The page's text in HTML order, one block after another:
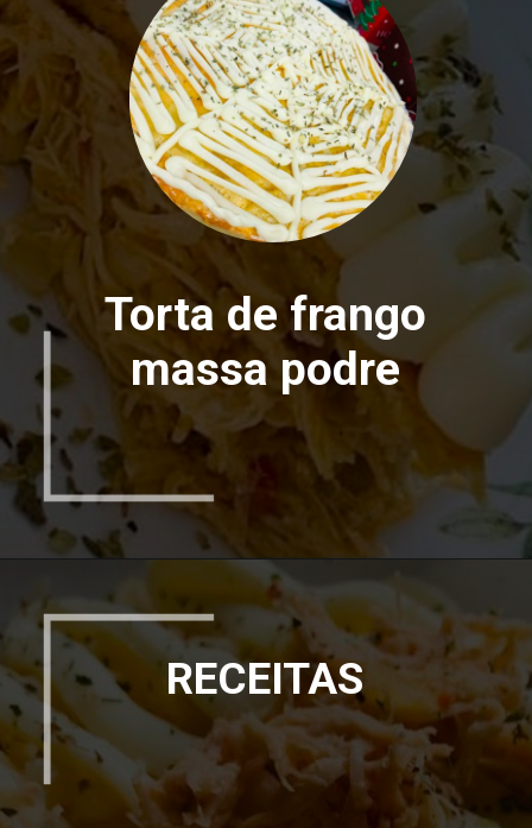
Torta de frango
massa podre
RECEITAS